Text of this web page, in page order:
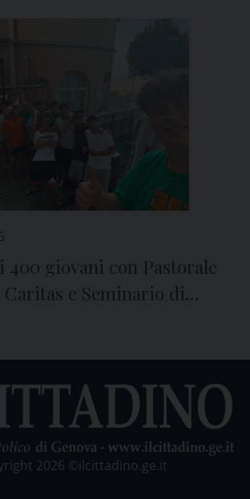
400 giovani con Pastorale
e Seminario di
2026 ©ilcittadino.ge.it